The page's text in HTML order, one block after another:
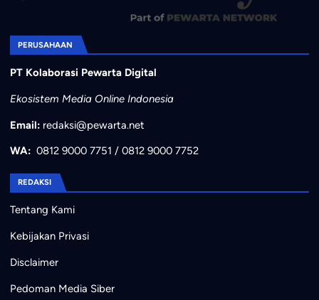
PERUSAHAAN
PT Kolaborasi Pewarta Digital
Ekosistem Media Online Indonesia
Email: redaksi@pewarta.net
WA: 0812 9000 7751 / 0812 9000 7752
REDAKSI
Tentang Kami
Kebijakan Privasi
Disclaimer
Pedoman Media Siber